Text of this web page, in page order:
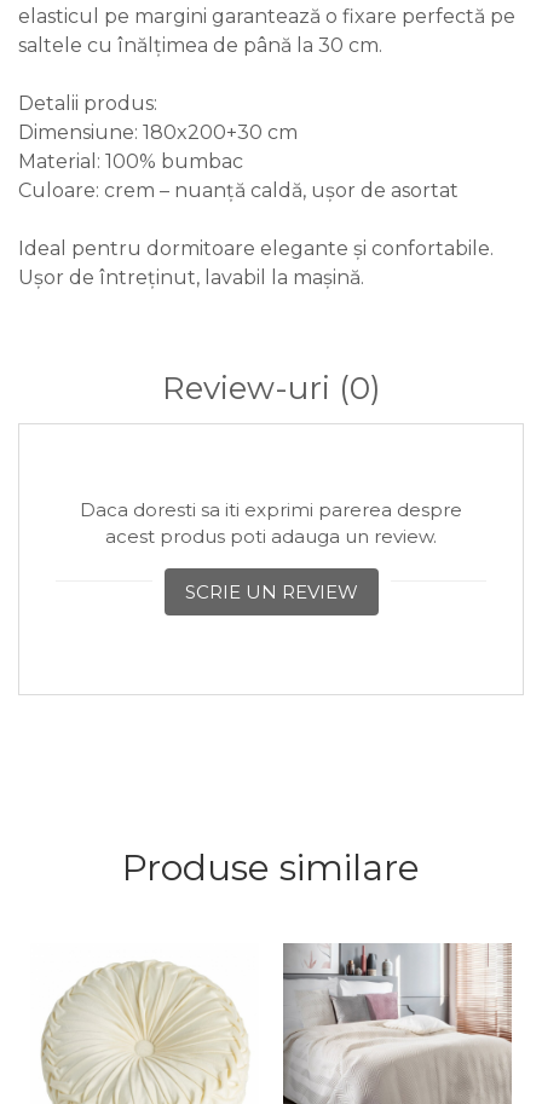
elasticul pe margini garantează o fixare perfectă pe
saltele cu înălțimea de până la 30 cm.
Detalii produs:
Dimensiune: 180x200+30 cm
Material: 100% bumbac
Culoare: crem – nuanță caldă, ușor de asortat
Ideal pentru dormitoare elegante și confortabile.
Ușor de întreținut, lavabil la mașină.
Review-uri (0)
Daca doresti sa iti exprimi parerea despre
acest produs poti adauga un review.
SCRIE UN REVIEW
Produse similare